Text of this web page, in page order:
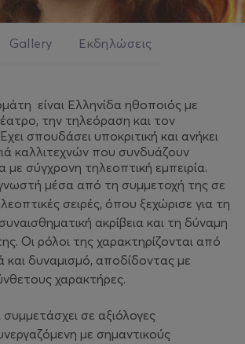
Gallery Εκδηλώσεις
είναι Ελληνίδα ηθοποιός με
την τηλεόραση και τον
σπουδάσει υποκριτική και ανήκει
καλλιτεχνών που συνδυάζουν
με σύγχρονη τηλεοπτική εμπειρία.
μέσα από τη συμμετοχή της σε
σειρές, όπου ξεχώρισε για τη
ακρίβεια και τη δύναμη
Οι ρόλοι της χαρακτηρίζονται από
και δυναμισμό, αποδίδοντας με
χαρακτήρες.
σε αξιόλογες
με σημαντικούς